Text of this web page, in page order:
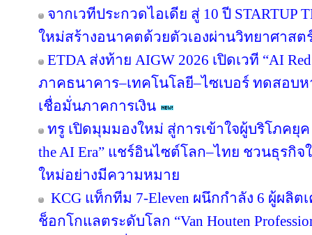
จากเวทีประกวดไอเดีย สู่ 10 ปี STARTUP
ใหม่สร้างอนาคตด้วยตัวเองผ่านวิทยาศาสต
ETDA ส่งท้าย AIGW 2026 เปิดเวที “AI
ภาคธนาคาร–เทคโนโลยี–ไซเบอร์ ทดสอบห
เชื่อมั่นภาคการเงิน
ทรู เปิดมุมมองใหม่ สู่การเข้าใจผู้บริโภคยุค
the AI Era” แชร์อินไซต์โลก–ไทย ชวนธุรกิจ
ใหม่อย่างมีความหมาย
KCG แท็กทีม 7-Eleven ผนึกกำลัง 6 ผู้ผลิ
ช็อกโกแลตระดับโลก “Van Houten